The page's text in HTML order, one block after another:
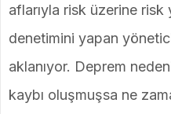
aflarıyla risk üzerine risk
denetimini yapan
aklanıyor. Deprem
kaybı oluşmuşsa ne